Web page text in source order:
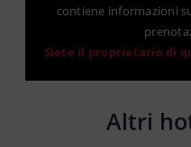
contiene informazioni
Siete il proprietario di
Altri